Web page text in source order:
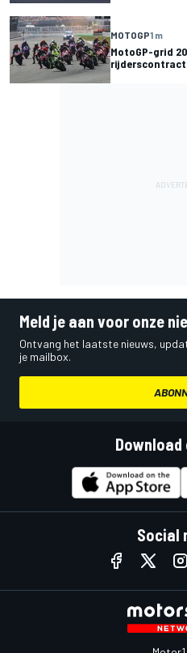
MOTOGP1 m
MotoGP-grid
Meld je aan voor onze
Ontvang het laatste nieuws,
je mailbox.
Download
Social